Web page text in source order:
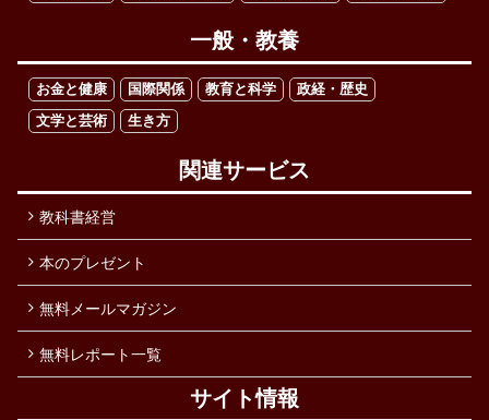
一般・教養
お金と健康 国際関係 教育と科学
政経・歴史
文学と芸術
生き方
関連サービス
教科書経営
本のプレゼント
無料メールマガジン
無料レポート一覧
サイト情報